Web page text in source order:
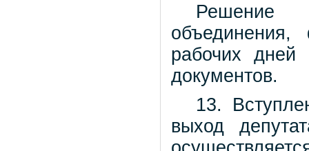
Решение
рабочих дней
документов.
13.
выход